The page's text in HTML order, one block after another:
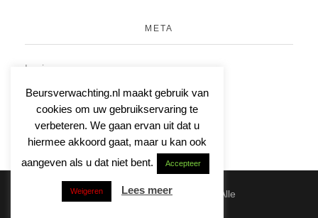
META
Login
Reacties feed
WordPress.org
© 2026 | Beursverwachting.nl | Alle
Beursverwachting.nl maakt gebruik van
cookies om uw gebruikservaring te
verbeteren. We gaan ervan uit dat u
hiermee akkoord gaat, maar u kan ook
aangeven als u dat niet bent.
Accepteer
Weigeren Lees meer